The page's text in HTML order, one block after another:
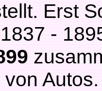
Erst
-
Autos.